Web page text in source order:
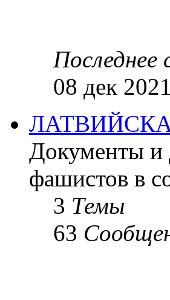
Последнее
08 дек
Документы и
фашистов в
3 Темы
63